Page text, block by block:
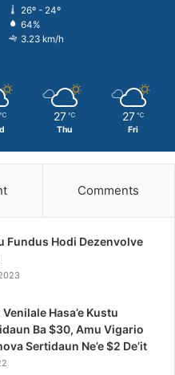
26º - 24º
64%
3.23 km/h
℃ 27 ℃
Thu
27 ℃
Fri
Comments
Fundus Hodi Dezenvolve
Hasa’e Kustu
Ba $30, Amu Vigario
Sertidaun Ne’e $2 De’it